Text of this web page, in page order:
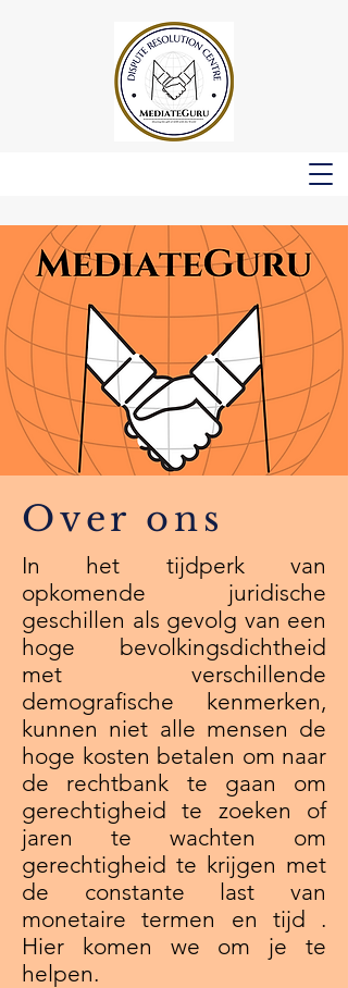
Over ons
In het tijdperk van
opkomende juridische
geschillen als gevolg van een
hoge bevolkingsdichtheid
met verschillende
demografische kenmerken,
kunnen niet alle mensen de
hoge kosten betalen om naar
de rechtbank te gaan om
gerechtigheid te zoeken of
jaren te wachten om
gerechtigheid te krijgen met
de constante last van
monetaire termen en tijd .
Hier komen we om je te
helpen.